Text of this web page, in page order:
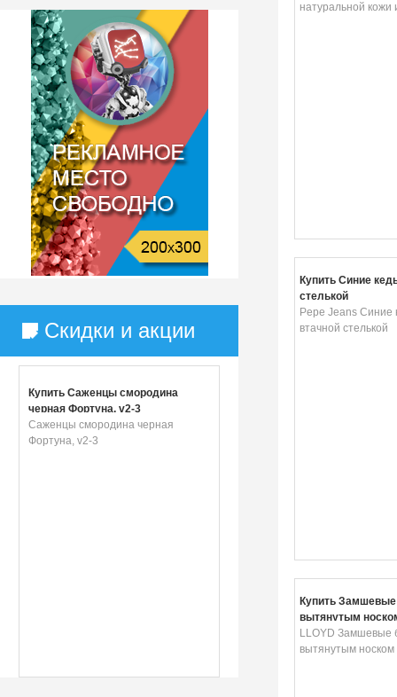
Скидки и акции
Купить Саженцы смородина
черная Фортуна, v2-3
Саженцы смородина черная
Фортуна, v2-3
натуральной кожи
Купить Синие
стелькой
Pepe Jeans Синие
втачной стелькой
Купить Замшевые
вытянутым
LLOYD Замшевые
вытянутым носком